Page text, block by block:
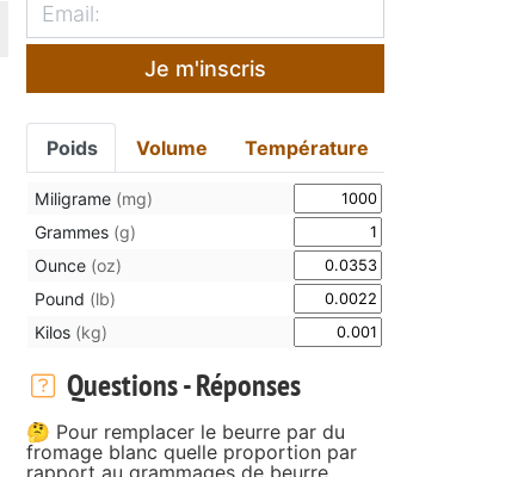
Je m'inscris
Poids Volume Température
Miligrame (mg)
Grammes (g)
Ounce (oz)
Pound (lb)
Kilos (kg)
Questions - Réponses
🤔 Pour remplacer le beurre par du
fromage blanc quelle proportion par
rapport au grammages de beurre